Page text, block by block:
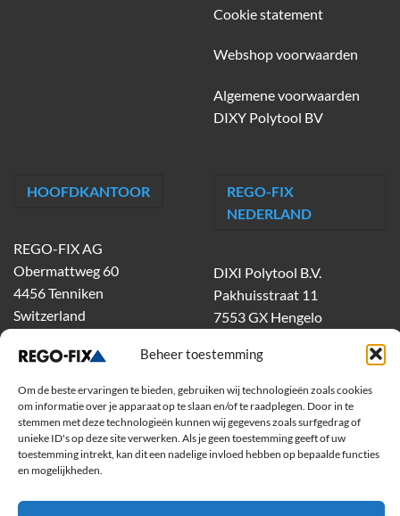
Beheer toestemming
Om de beste ervaringen te bieden, gebruiken wij technologieën zoals cookies
om informatie over je apparaat op te slaan en/of te raadplegen. Door in te
stemmen met deze technologieën kunnen wij gegevens zoals surfgedrag of
unieke ID's op deze site verwerken. Als je geen toestemming geeft of uw
toestemming intrekt, kan dit een nadelige invloed hebben op bepaalde functies
en mogelijkheden.
Cookie statement
Webshop voorwaarden
Algemene voorwaarden
DIXY Polytool BV
HOOFDKANTOOR
REGO-FIX AG
Obermattweg 60
4456 Tenniken
Switzerland
REGO-FIX
NEDERLAND
DIXI Polytool B.V.
Pakhuisstraat 11
7553 GX Hengelo
dixiholland@dixi.com
www.dixipolytool.com
Volg ons op Youtube
Volg ons op Linkedin